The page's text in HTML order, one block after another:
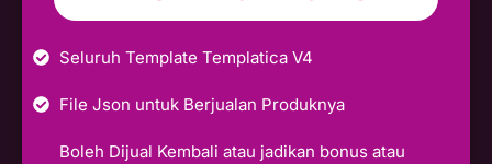
Seluruh Template Templatica V4
File Json untuk Berjualan Produknya
Boleh Dijual Kembali atau jadikan bonus atau